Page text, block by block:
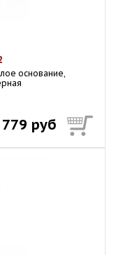
основание,
руб